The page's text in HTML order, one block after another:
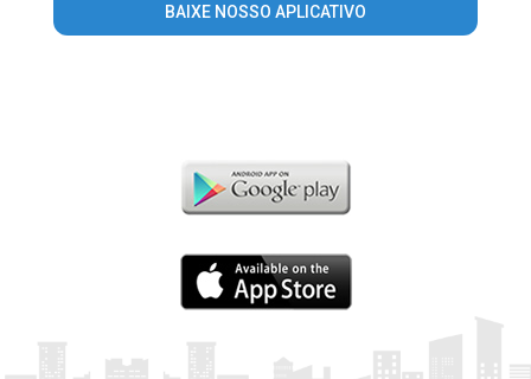
BAIXE NOSSO APLICATIVO